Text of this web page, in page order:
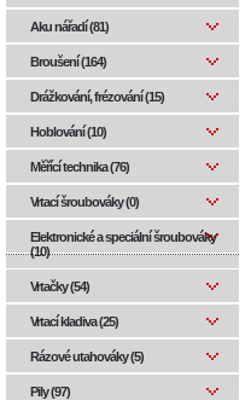
Aku nářadí (81)
Broušení (164)
Drážkování, frézování (15)
Hoblování (10)
Měřící technika (76)
Vrtací šroubováky (0)
Elektronické a speciální šroubováky
(10)
Vrtačky (54)
Vrtací kladiva (25)
Rázové utahováky (5)
Pily (97)